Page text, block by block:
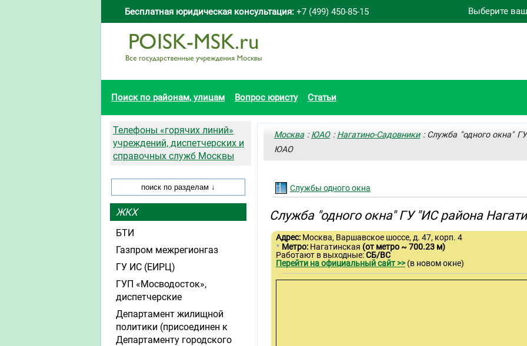
Выберите
Бесплатная юридическая консультация: +7 (499) 450-85-15
Поиск по районам, улицам Вопрос юристу Статьи
Москва :ЮАО:Нагатино-Садовники: Служба "одного окна"
ЮАО
Службы одного окна
Служба "одного окна" ГУ "ИС района
Адрес: Москва, Варшавское шоссе, д. 47, корп. 4
• Метро: Нагатинская (от метро ~ 700.23 м)
Работают в выходные:СБ/ВС
Перейти на официальный сайт >>(в новом окне)
Телефоны «горячих линий»
учреждений, диспетчерских и
справочных служб Москвы
ЖКХ
БТИ
Газпром межрегионгаз
ГУ ИС (ЕИРЦ)
ГУП «Мосводосток»,
диспетчерские
Департамент жилищной
политики (присоединен к
Департаменту городского